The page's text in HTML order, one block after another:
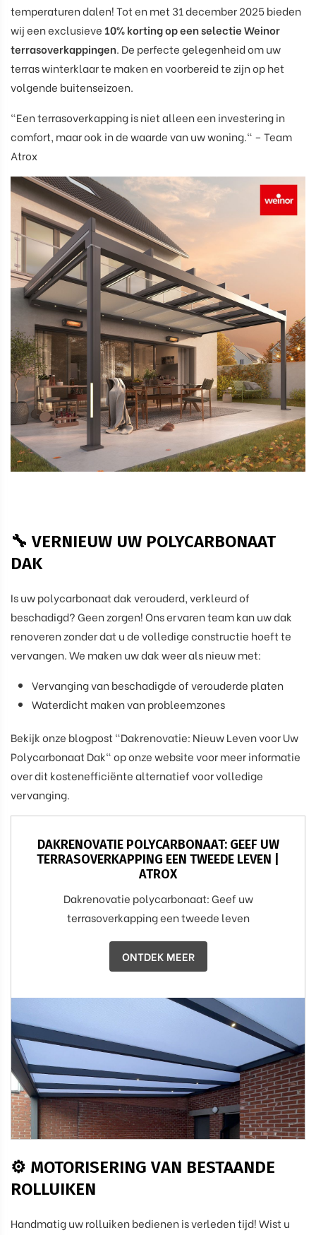
temperaturen dalen! Tot en met 31 december 2025 bieden
wij een exclusieve 10% korting op een selectie Weinor
terrasoverkappingen. De perfecte gelegenheid om uw
terras winterklaar te maken en voorbereid te zijn op het
volgende buitenseizoen.
"Een terrasoverkapping is niet alleen een investering in
comfort, maar ook in de waarde van uw woning." – Team
Atrox
🔧 VERNIEUW UW POLYCARBONAAT
DAK
Is uw polycarbonaat dak verouderd, verkleurd of
beschadigd? Geen zorgen! Ons ervaren team kan uw dak
renoveren zonder dat u de volledige constructie hoeft te
vervangen. We maken uw dak weer als nieuw met:
Vervanging van beschadigde of verouderde platen
Waterdicht maken van probleemzones
Bekijk onze blogpost "Dakrenovatie: Nieuw Leven voor Uw
Polycarbonaat Dak" op onze website voor meer informatie
over dit kostenefficiënte alternatief voor volledige
vervanging.
DAKRENOVATIE POLYCARBONAAT: GEEF UW
TERRASOVERKAPPING EEN TWEEDE LEVEN |
ATROX
Dakrenovatie polycarbonaat: Geef uw
terrasoverkapping een tweede leven
ONTDEK MEER
⚙️ MOTORISERING VAN BESTAANDE
ROLLUIKEN
Handmatig uw rolluiken bedienen is verleden tijd! Wist u